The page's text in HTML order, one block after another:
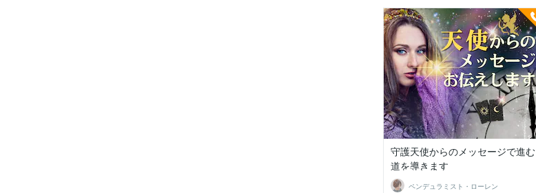
守護天使からのメッセージで進む
道を導きます
ペンデュラミスト・ローレン